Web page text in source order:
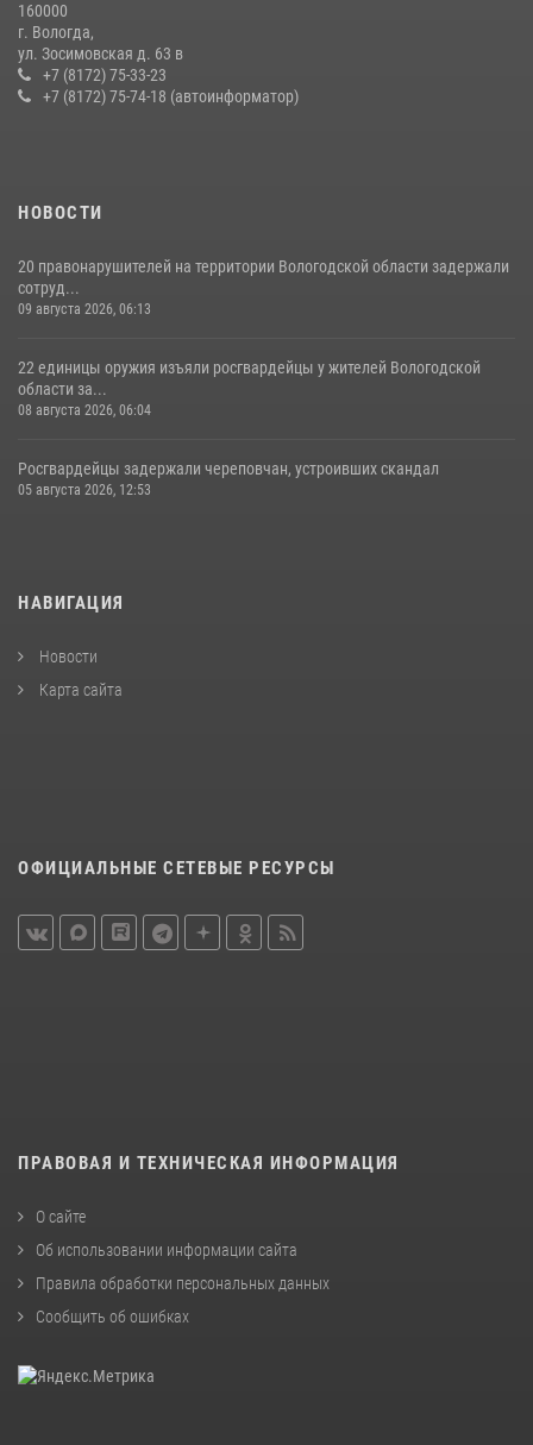
26 единиц оружия сдали росгвардейцам добровольно жители
Вологодской области за минувшую неделю
11 июля 2026, 05:49
160000
г. Вологда,
ул. Зосимовская д. 63 в
+7 (8172) 75-33-23
+7 (8172) 75-74-18 (автоинформатор)
НОВОСТИ
20 правонарушителей на территории Вологодской области задержали
сотруд...
09 августа 2026, 06:13
22 единицы оружия изъяли росгвардейцы у жителей Вологодской
области за...
08 августа 2026, 06:04
Росгвардейцы задержали череповчан, устроивших скандал
05 августа 2026, 12:53
НАВИГАЦИЯ
Новости
Карта сайта
ОФИЦИАЛЬНЫЕ СЕТЕВЫЕ РЕСУРСЫ
ПРАВОВАЯ И ТЕХНИЧЕСКАЯ ИНФОРМАЦИЯ
О сайте
Об использовании информации сайта
Правила обработки персональных данных
Сообщить об ошибках